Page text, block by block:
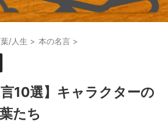
/人生 > 本の名言 >
言10選】キャラクターの
たち